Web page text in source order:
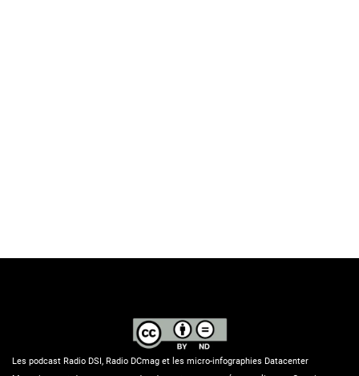
Les podcast Radio DSI, Radio DCmag et les micro-infographies Datacenter